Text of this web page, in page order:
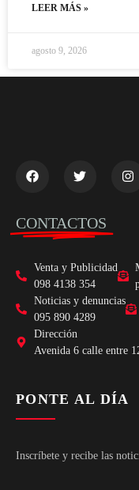
LEER MÁS »
agosto 9, 2026
CONTACTOS
Venta y Publicidad
098 4138 354
Noticias y denuncias
095 890 4289
Dirección
Avenida 6 calle entre
PONTE AL DÍA
Inscríbete y recibe las